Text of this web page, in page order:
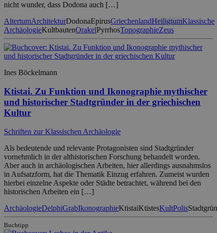
nicht wunder, dass Dodona auch […]
AltertumArchitekturDodonaEpirusGriechenlandHeiligtumKlassische
ArchäologieKultbautenOrakelPyrrhosTopographieZeus
Ines Böckelmann
Ktistai. Zu Funktion und Ikonographie mythischer
und historischer Stadtgründer in der griechischen
Kultur
Schriften zur Klassischen Archäologie
Als bedeutende und relevante Protagonisten sind Stadtgründer
vornehmlich in der althistorischen Forschung behandelt worden.
Aber auch in archäologischen Arbeiten, hier allerdings ausnahmslos
in Aufsatzform, hat die Thematik Einzug erfahren. Zumeist wurden
hierbei einzelne Aspekte oder Städte betrachtet, während bei den
historischen Arbeiten ein […]
ArchäologieDelphiGrabIkonographieKtistaiKtistesKultPolis
Buchtipp